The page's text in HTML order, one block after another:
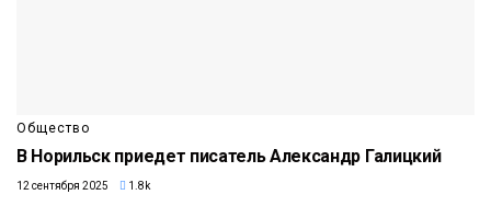
Общество
В Норильск приедет писатель Александр Галицкий
12 сентября 2025 1.8k